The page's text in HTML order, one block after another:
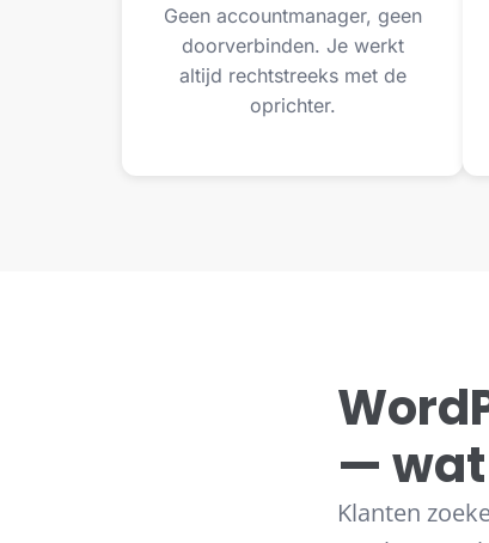
Geen accountmanager, geen
doorverbinden. Je werkt
altijd rechtstreeks met de
oprichter.
— wat
Klanten